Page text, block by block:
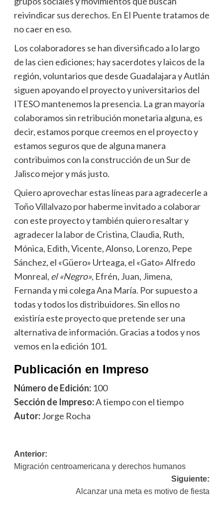
reivindicar sus derechos. En El Puente tratamos de
no caer en eso.
Los colaboradores se han diversificado a lo largo
de las cien ediciones; hay sacerdotes y laicos de la
región, voluntarios que desde Guadalajara y Autlán
siguen apoyando el proyecto y universitarios del
ITESO mantenemos la presencia. La gran mayoría
colaboramos sin retribución monetaria alguna, es
decir, estamos porque creemos en el proyecto y
estamos seguros que de alguna manera
contribuimos con la construcción de un Sur de
Jalisco mejor y más justo.
Quiero aprovechar estas líneas para agradecerle a
Toño Villalvazo por haberme invitado a colaborar
con este proyecto y también quiero resaltar y
agradecer la labor de Cristina, Claudia, Ruth,
Mónica, Edith, Vicente, Alonso, Lorenzo, Pepe
Sánchez, el «Güero» Urteaga, el «Gato» Alfredo
Monreal, el «Negro», Efrén, Juan, Jimena,
Fernanda y mi colega Ana María. Por supuesto a
todas y todos los distribuidores. Sin ellos no
existiría este proyecto que pretende ser una
alternativa de información. Gracias a todos y nos
vemos en la edición 101.
Publicación en Impreso
Número de Edición:100
Sección de Impreso:A tiempo con el tiempo
Autor:Jorge Rocha
Navegación
de
Anterior:
Migración centroamericana y derechos humanos
Siguiente:
Alcanzar una meta es motivo de fiesta